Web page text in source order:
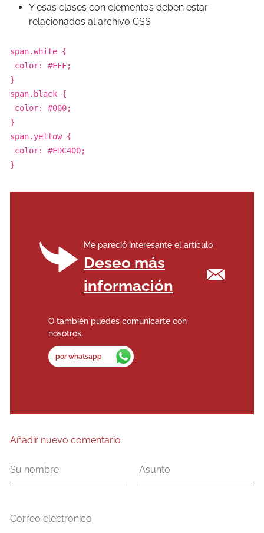
Y esas clases con elementos deben estar
relacionados al archivo CSS
span.white {
color: #FFF;
}
span.black {
color: #000;
}
span.yellow {
color: #FDC400;
}
Me pareció interesante el artículo
Deseo más
información
O también puedes comunicarte con
nosotros.
por whatsapp
Añadir nuevo comentario
nombre
electrónico